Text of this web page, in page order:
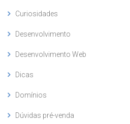
Curiosidades
Desenvolvimento
Desenvolvimento Web
Dicas
Domínios
Dúvidas pré-venda